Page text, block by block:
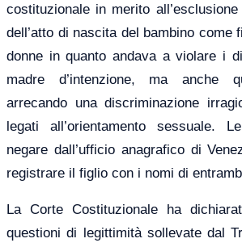
costituzionale in merito
dell’atto di nascita del bambino come
donne in quanto andava a violare i
madre d’intenzione, ma anche
arrecando una discriminazione
legati all’orientamento sessuale.
negare dall’ufficio anagrafico di
registrare il figlio con i nomi di
La Corte Costituzionale ha
questioni di legittimità sollevate dal